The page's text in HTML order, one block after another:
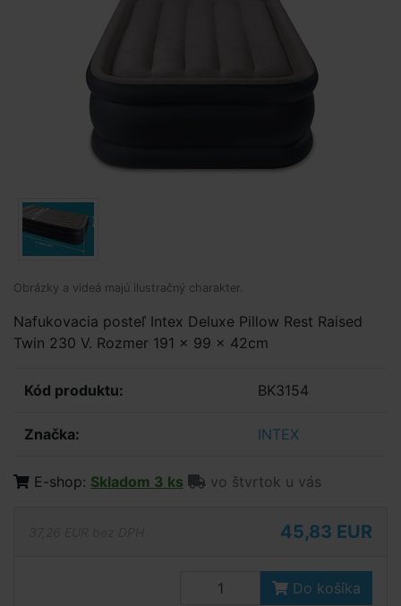
Obrázky a videá majú ilustračný charakter.
Nafukovacia posteľ Intex Deluxe Pillow Rest Raised
Twin 230 V. Rozmer 191 x 99 x 42cm
Kód produktu: BK3154
Značka: INTEX
E-shop: Skladom 3 ks vo štvrtok u vás
45,83 EUR
Do košíka